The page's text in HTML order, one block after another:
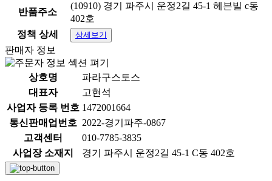
본 상품은 공급사(제조, 유통사)에서 직배송되는 상품입
니다.
고객님 주문 시 상품 출고, 택배 발송을 위하여 수령자
명, 수령자 주소, 수령자 연락처 등 개인정보를 직배송사
반품주소
(10910) 경기 파주시 운정2길 45-1 헤븐빌 c동
402호
정책 상세
상세보기
판매자 정보
상호명
파라구스토스
대표자
고현석
사업자 등록 번호 1472001664
통신판매업번호 2022-경기파주-0867
고객센터
010-7785-3835
사업장 소재지
경기 파주시 운정2길 45-1 C동 402호